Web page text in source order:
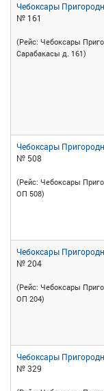
Чебоксары
№ 161
(Рейс: Чебоксары
Сарабакасы д. 161)
Чебоксары
№ 508
(Рейс: Чебоксары
ОП 508)
Чебоксары
№ 204
(Рейс: Чебоксары
ОП 204)
Чебоксары
№ 329